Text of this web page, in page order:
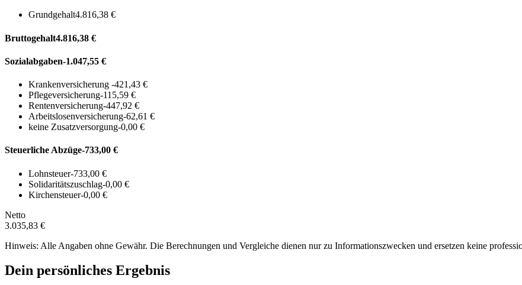
Grundgehalt4.816,38 €
Bruttogehalt4.816,38 €
Sozialabgaben-1.047,55 €
Krankenversicherung -421,43 €
Pflegeversicherung-115,59 €
Rentenversicherung-447,92 €
Arbeitslosenversicherung-62,61 €
keine Zusatzversorgung-0,00 €
Steuerliche Abzüge-733,00 €
Lohnsteuer-733,00 €
Solidaritätszuschlag-0,00 €
Kirchensteuer-0,00 €
Netto
3.035,83 €
Hinweis: Alle Angaben ohne Gewähr. Die Berechnungen und Vergleiche dienen nur zu Informationszwecken und ersetzen keine
Dein persönliches Ergebnis